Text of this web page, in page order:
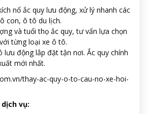
nổ ắc quy lưu động, xử lý nhanh các
con, ô tô du lịch.
và tuổi thọ ắc quy, tư vấn lựa chọn
từng loại xe ô tô.
lưu động lắp đặt tận nơi. Ắc quy chính
mới nhất.
thay-ac-quy-o-to-cau-no-xe-hoi-
vụ: